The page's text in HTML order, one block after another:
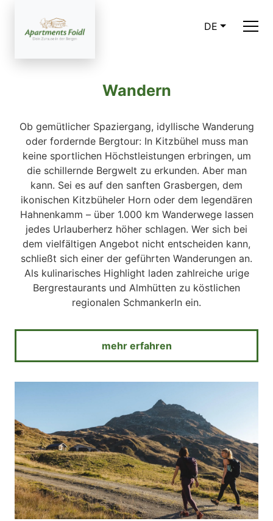
DE
Wandern
Ob gemütlicher Spaziergang, idyllische Wanderung
oder fordernde Bergtour: In Kitzbühel muss man
keine sportlichen Höchstleistungen erbringen, um
die schillernde Bergwelt zu erkunden. Aber man
kann. Sei es auf den sanften Grasbergen, dem
ikonischen Kitzbüheler Horn oder dem legendären
Hahnenkamm – über 1.000 km Wanderwege lassen
jedes Urlauberherz höher schlagen. Wer sich bei
dem vielfältigen Angebot nicht entscheiden kann,
schließt sich einer der geführten Wanderungen an.
Als kulinarisches Highlight laden zahlreiche urige
Bergrestaurants und Almhütten zu köstlichen
regionalen Schmankerln ein.
mehr erfahren